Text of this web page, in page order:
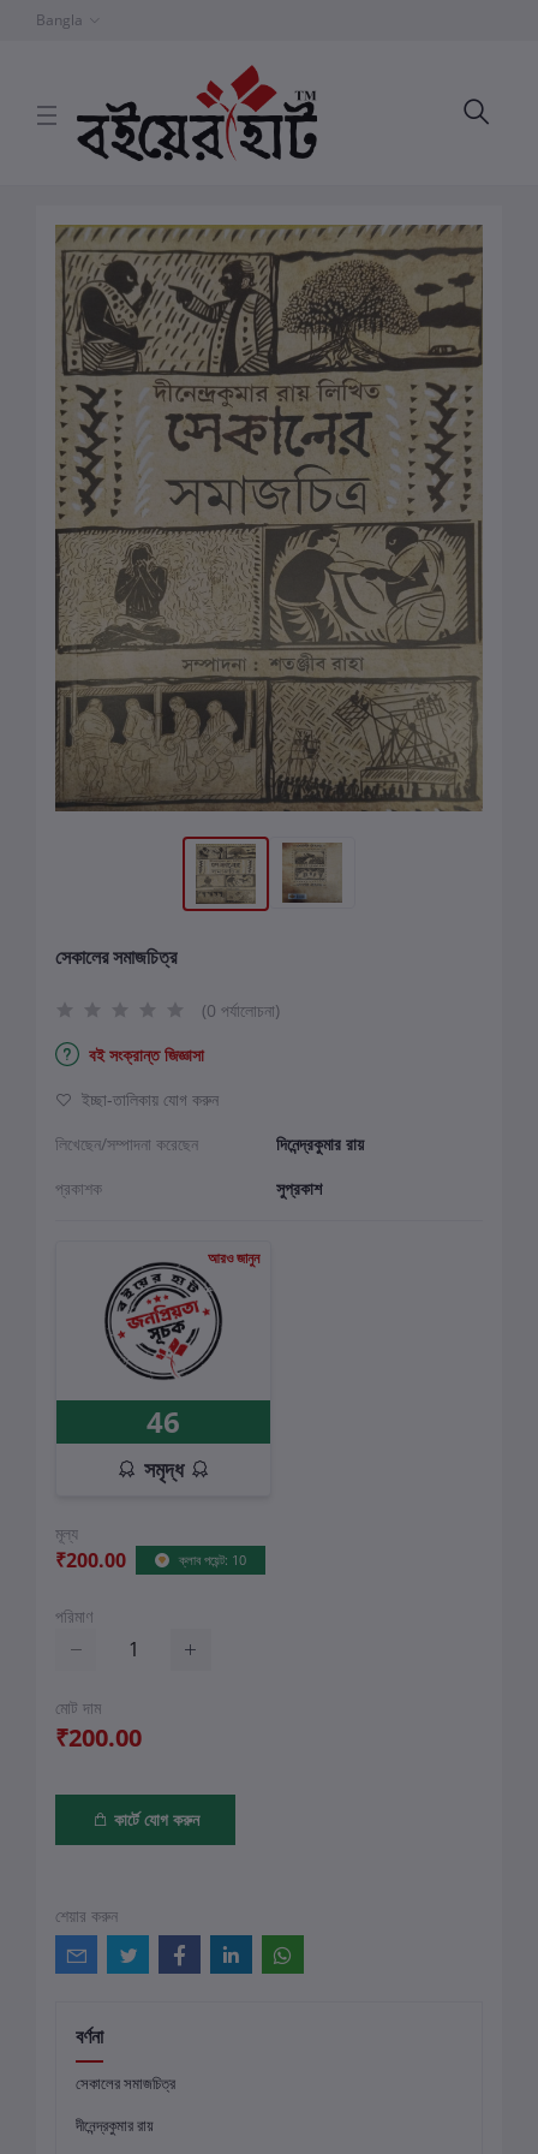
Bangla
সেকালের সমাজচিত্র
(0 পর্যালোচনা)
বই সংক্রান্ত জিজ্ঞাসা
ইচ্ছা-তালিকায় যোগ করুন
লিখেছেন/সম্পাদনা করেছেন
দিনেন্দ্রকুমার রায়
প্রকাশক
সুপ্রকাশ
আরও জানুন
46
সমৃদ্ধ
মূল্য
₹200.00 ক্লাব পয়েন্ট: 10
পরিমাণ
মোট দাম
₹200.00
কার্টে যোগ করুন
শেয়ার করুন
বর্ণনা
সেকালের সমাজচিত্র
দীনেন্দ্রকুমার রায়